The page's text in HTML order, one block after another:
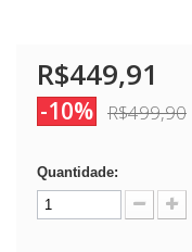
R$449,91
-10% R$499,90
Quantidade: